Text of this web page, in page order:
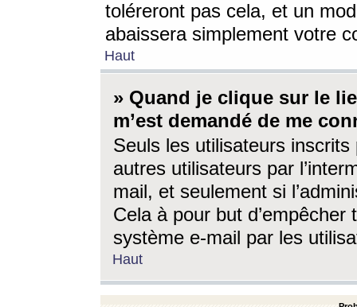
toléreront pas cela, et un
abaissera simplement votre
Haut
» Quand je clique sur le
m’est demandé de me
Seuls les utilisateurs
autres utilisateurs par
mail, et seulement si
Cela à pour but
système e-mail par les
Haut